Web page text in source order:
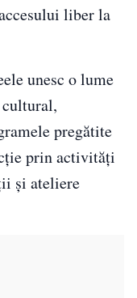
liber la
unesc o lume
pregătite
prin activități
și ateliere